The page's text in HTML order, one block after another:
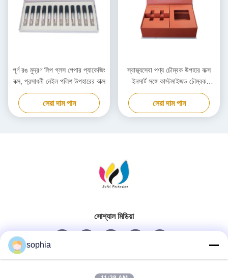
পূর্ণ রঙ মুদ্রণ লিপ গ্লস পেপার প্যাকেজিং
বক্স, প্রসাধনী নেইল পলিশ উপহারের বাক্স
সেরা দাম পান
স্বাস্থ্যসেবা পণ্য চৌম্বক উপহার বাক্স
ইনসার্ট সঙ্গে কাস্টমাইজড চৌম্বক
প্যাকেজিং বক্স
সেরা দাম পান
সোশ্যাল মিডিয়া
দ্রুত যোগাযোগ
sophia